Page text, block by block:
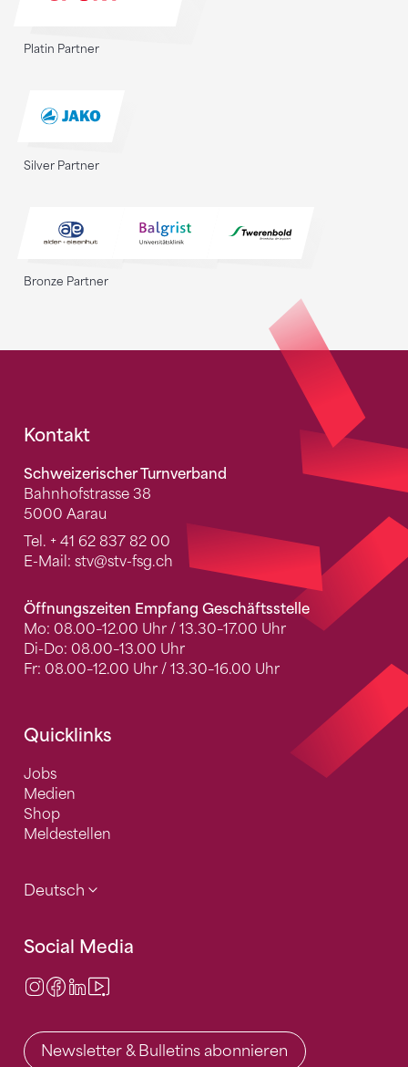
Platin Partner
Silver Partner
Bronze Partner
Fusszeile
Kontakt
Schweizerischer Turnverband
Bahnhofstrasse 38
5000 Aarau
Tel. + 41 62 837 82 00
E-Mail: stv@stv-fsg.ch
Öffnungszeiten Empfang Geschäftsstelle
Mo: 08.00–12.00 Uhr / 13.30–17.00 Uhr
Di-Do: 08.00–13.00 Uhr
Fr: 08.00–12.00 Uhr / 13.30–16.00 Uhr
Quicklinks
Jobs
Medien
Shop
Meldestellen
Deutsch
Social Media
Instagram
Facebook
LinkedIn
Newsletter & Bulletins abonnieren